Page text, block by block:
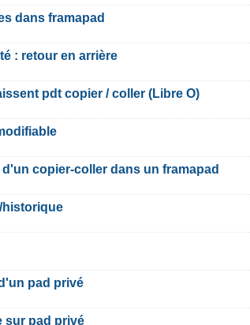
dans framapad
: retour en arrière
pdt copier / coller (Libre O)
copier-coller dans un framapad
pad privé
sur pad privé